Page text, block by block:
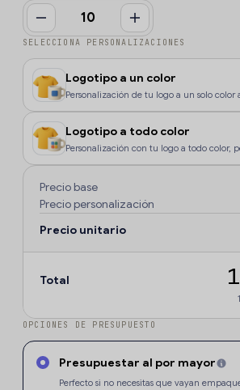
SELECCIONA PERSONALIZACIONES
Logotipo a un color
Personalización de tu logo a un solo color
Logotipo a todo color
Personalización con tu logo a todo color,
Precio base
Precio personalización
Precio unitario
Total
OPCIONES DE PRESUPUESTO
Presupuestar al por mayor
Perfecto si no necesitas que vayan